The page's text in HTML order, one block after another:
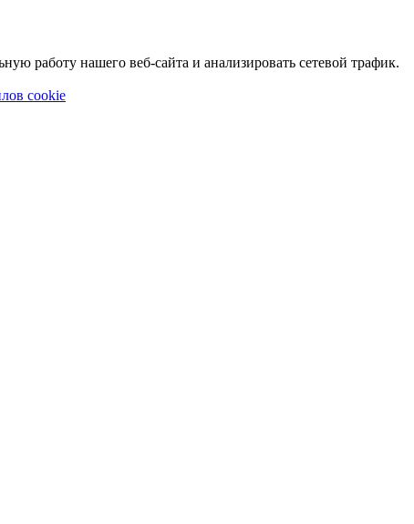
работу нашего веб-сайта и анализировать сетевой трафик.
cookie